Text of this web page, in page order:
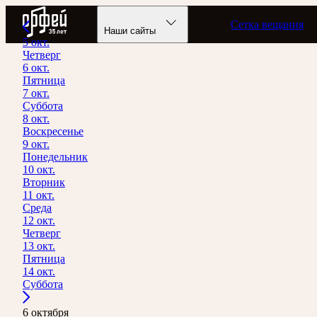
Радио Орфей
Наши сайты
Сетка вещания
5 окт.
Четверг
6 окт.
Пятница
7 окт.
Суббота
8 окт.
Воскресенье
9 окт.
Понедельник
10 окт.
Вторник
11 окт.
Среда
12 окт.
Четверг
13 окт.
Пятница
14 окт.
Суббота
6 октября